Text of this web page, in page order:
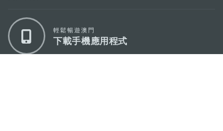
輕鬆暢遊澳門
下載手機應用程式